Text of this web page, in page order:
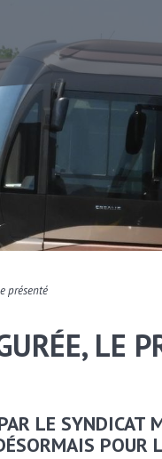
présenté
LE
LE SYNDICAT
POUR